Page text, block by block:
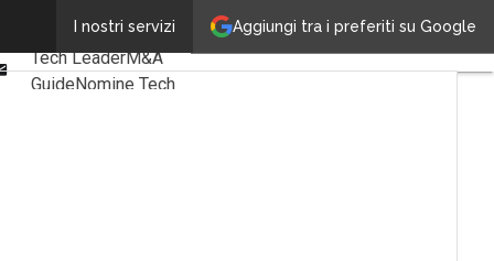
Aggiungi tra i preferiti su Google
I nostri servizi
Email
Ultimi articoli
Tech LeaderM&A
GuideNomine Tech